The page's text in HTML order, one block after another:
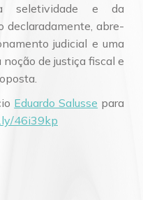
seletividade e da
declaradamente, abre-
judicial e uma
de justiça fiscal e
Eduardo Salusse para
46i39kp